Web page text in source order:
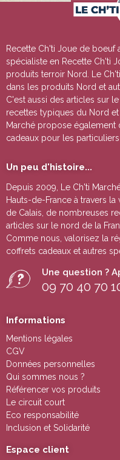
Recette Ch'ti Joue de boeuf
spécialiste en Recette Ch'ti
produits terroir Nord. Le
dans les produits Nord et
C'est aussi des articles sur
recettes typiques du Nord
Marché propose également
cadeaux pour les
Un peu d'histoire...
Depuis 2009, Le Ch'ti
Hauts-de-France à travers la
de Calais, de nombreuses
articles sur le nord de la
Comme nous, valorisez la
coffrets cadeaux et autres
Une question ?
09 70 40 70
Informations
Mentions légales
CGV
Données personnelles
Qui sommes nous ?
Référencer vos produits
Le circuit court
Eco responsabilité
Inclusion et Solidarité
Espace client